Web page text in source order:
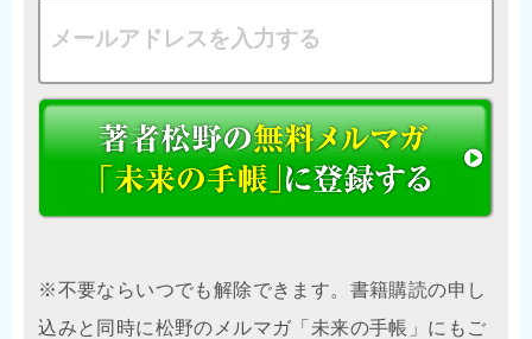
※不要ならいつでも解除できます。書籍購読の申し
込みと同時に松野のメルマガ「未来の手帳」にもご